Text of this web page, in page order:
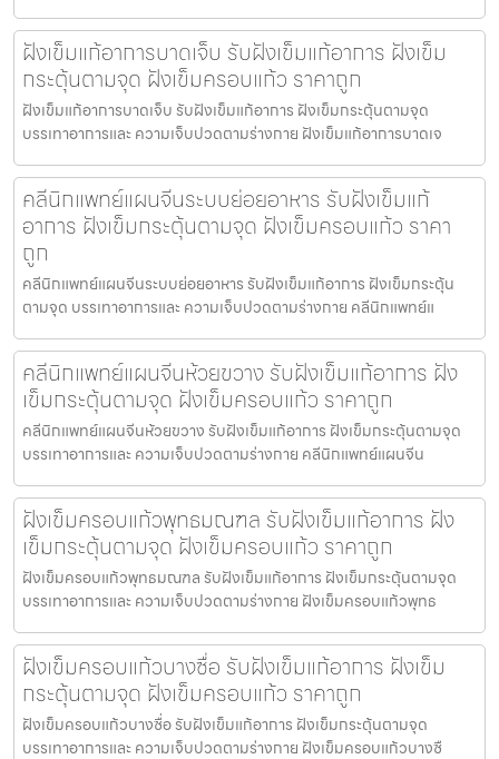
ฝังเข็มแก้อาการบาดเจ็บ รับฝังเข็มแก้อาการ ฝังเข็ม
กระตุ้นตามจุด ฝังเข็มครอบแก้ว ราคาถูก
ฝังเข็มแก้อาการบาดเจ็บ รับฝังเข็มแก้อาการ ฝังเข็มกระตุ้นตามจุด
บรรเทาอาการและ ความเจ็บปวดตามร่างกาย ฝังเข็มแก้อาการบาดเจ
คลีนิกแพทย์แผนจีนระบบย่อยอาหาร รับฝังเข็มแก้
อาการ ฝังเข็มกระตุ้นตามจุด ฝังเข็มครอบแก้ว ราคา
ถูก
คลีนิกแพทย์แผนจีนระบบย่อยอาหาร รับฝังเข็มแก้อาการ ฝังเข็มกระตุ้น
ตามจุด บรรเทาอาการและ ความเจ็บปวดตามร่างกาย คลีนิกแพทย์แ
คลีนิกแพทย์แผนจีนห้วยขวาง รับฝังเข็มแก้อาการ ฝัง
เข็มกระตุ้นตามจุด ฝังเข็มครอบแก้ว ราคาถูก
คลีนิกแพทย์แผนจีนห้วยขวาง รับฝังเข็มแก้อาการ ฝังเข็มกระตุ้นตามจุด
บรรเทาอาการและ ความเจ็บปวดตามร่างกาย คลีนิกแพทย์แผนจีน
ฝังเข็มครอบแก้วพุทธมณฑล รับฝังเข็มแก้อาการ ฝัง
เข็มกระตุ้นตามจุด ฝังเข็มครอบแก้ว ราคาถูก
ฝังเข็มครอบแก้วพุทธมณฑล รับฝังเข็มแก้อาการ ฝังเข็มกระตุ้นตามจุด
บรรเทาอาการและ ความเจ็บปวดตามร่างกาย ฝังเข็มครอบแก้วพุทธ
ฝังเข็มครอบแก้วบางซื่อ รับฝังเข็มแก้อาการ ฝังเข็ม
กระตุ้นตามจุด ฝังเข็มครอบแก้ว ราคาถูก
ฝังเข็มครอบแก้วบางซื่อ รับฝังเข็มแก้อาการ ฝังเข็มกระตุ้นตามจุด
บรรเทาอาการและ ความเจ็บปวดตามร่างกาย ฝังเข็มครอบแก้วบางซื